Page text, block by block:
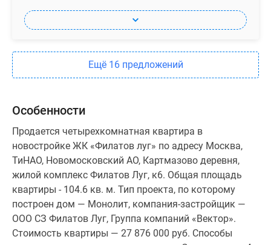
Ещё 16 предложений
Особенности
Продается четырехкомнатная квартира в
новостройке ЖК «Филатов луг» по адресу Москва,
ТиНАО, Новомосковский АО, Картмазово деревня,
жилой комплекс Филатов Луг, к6. Общая площадь
квартиры - 104.6 кв. м. Тип проекта, по которому
построен дом — Монолит, компания-застройщик —
ООО СЗ Филатов Луг, Группа компаний «Вектор».
Стоимость квартиры — 27 876 000 руб. Способы